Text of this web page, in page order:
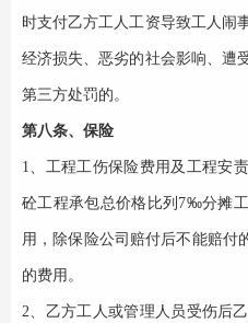
时支付乙方工人工资导致工人闹
经济损失、恶劣的社会影响、遭
第三方处罚的。
第八条、保险
1、 工程工伤保险费用及工程安
砼工程承包总价格比列 7‰分摊
用，除保险公司赔付后不能赔付
的费用。
2、乙方工人或管理人员受伤后